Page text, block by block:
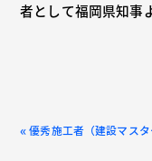
者として福岡県知事
«